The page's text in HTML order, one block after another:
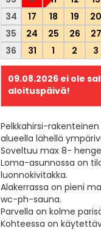
34
17 18 19 20
35
24 25 26 27
36
31 1 2 3
09.08.2026 ei ole
aloituspäivä!
Pelkkahirsi-
alueella lähellä
Soveltuu max 8-
Loma-asunnossa on
luonnokivitakka.
Alakerrassa on pieni
wc-ph-sauna.
Parvella on kolme
Kohteessa on